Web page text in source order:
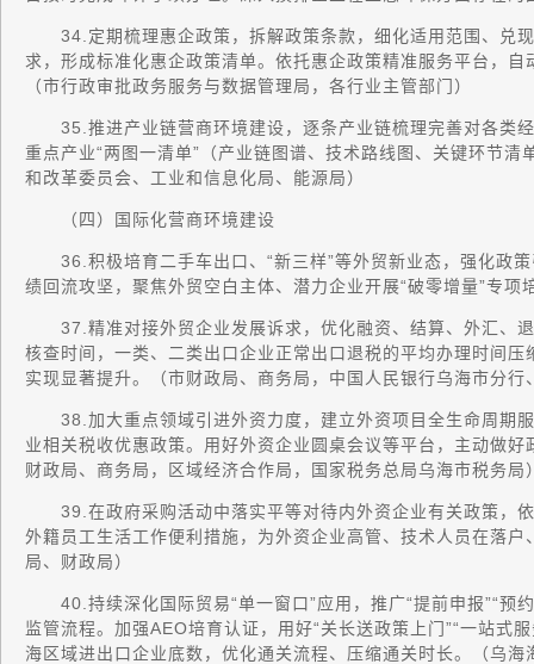
34.定期梳理惠企政策，拆解政策条款，细化适用范围、兑
求，形成标准化惠企政策清单。依托惠企政策精准服务平台，
（市行政审批政务服务与数据管理局，各行业主管部门）
35.推进产业链营商环境建设，逐条产业链梳理完善对各类
重点产业“两图一清单”（产业链图谱、技术路线图、关键环节
和改革委员会、工业和信息化局、能源局）
（四）国际化营商环境建设
36.积极培育二手车出口、“新三样”等外贸新业态，强化政
绩回流攻坚，聚焦外贸空白主体、潜力企业开展“破零增量”专项
37.精准对接外贸企业发展诉求，优化融资、结算、外汇、
核查时间，一类、二类出口企业正常出口退税的平均办理时间
实现显著提升。（市财政局、商务局，中国人民银行乌海市分
38.加大重点领域引进外资力度，建立外资项目全生命周期
业相关税收优惠政策。用好外资企业圆桌会议等平台，主动做
财政局、商务局，区域经济合作局，国家税务总局乌海市税务局
39.在政府采购活动中落实平等对待内外资企业有关政策，
外籍员工生活工作便利措施，为外资企业高管、技术人员在落
局、财政局）
40.持续深化国际贸易“单一窗口”应用，推广“提前申报”“预
监管流程。加强AEO培育认证，用好“关长送政策上门”“一站式
海区域进出口企业底数，优化通关流程、压缩通关时长。（乌海